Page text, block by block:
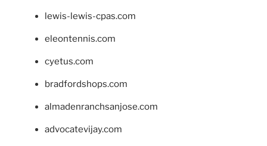
lewis-lewis-cpas.com
eleontennis.com
cyetus.com
bradfordshops.com
almadenranchsanjose.com
advocatevijay.com